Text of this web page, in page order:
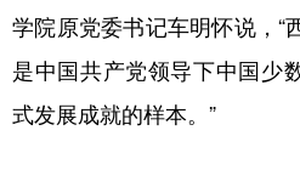
学院原党委书记车明怀说，“
是中国共产党领导下中国少
式发展成就的样本。”